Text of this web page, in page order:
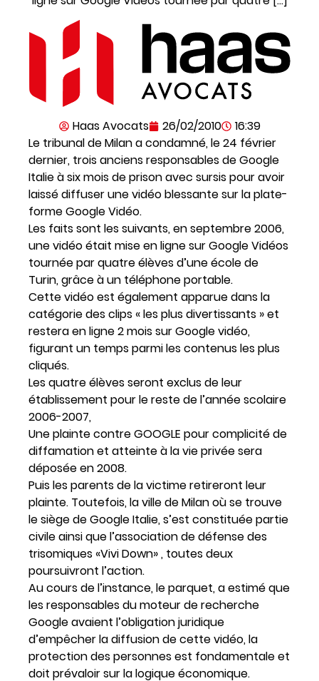
Haas Avocats 26/02/2010
16:39
Le tribunal de Milan a condamné, le 24 février
dernier, trois anciens responsables de Google
Italie à six mois de prison avec sursis pour avoir
laissé diffuser une vidéo blessante sur la plate-
forme Google Vidéo.
Les faits sont les suivants, en septembre 2006,
une vidéo était mise en ligne sur Google Vidéos
tournée par quatre élèves d’une école de
Turin, grâce à un téléphone portable.
Cette vidéo est également apparue dans la
catégorie des clips « les plus divertissants » et
restera en ligne 2 mois sur Google vidéo,
figurant un temps parmi les contenus les plus
cliqués.
Les quatre élèves seront exclus de leur
établissement pour le reste de l’année scolaire
2006-2007,
Une plainte contre GOOGLE pour complicité de
diffamation et atteinte à la vie privée sera
déposée en 2008.
Puis les parents de la victime retireront leur
plainte. Toutefois, la ville de Milan où se trouve
le siège de Google Italie, s’est constituée partie
civile ainsi que l’association de défense des
trisomiques «Vivi Down» , toutes deux
poursuivront l’action.
Au cours de l’instance, le parquet, a estimé que
les responsables du moteur de recherche
Google avaient l’obligation juridique
d’empêcher la diffusion de cette vidéo, la
protection des personnes est fondamentale et
doit prévaloir sur la logique économique.